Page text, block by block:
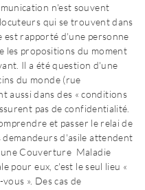
n'est souvent
qui se trouvent dans
est rapporté d'une personne
les propositions du moment
Il a été question d'une
du monde (rue
aussi dans des « conditions
pas de confidentialité.
et passer le relai de
demandeurs d'asile attendent
Couverture Maladie
pour eux, c'est le seul lieu «
». Des cas de